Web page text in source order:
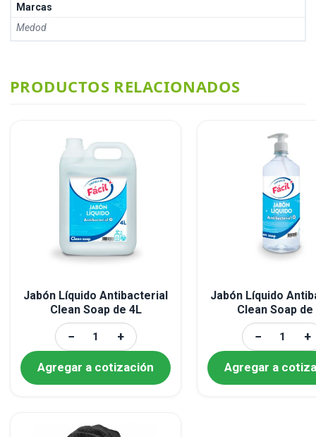
Marcas
Medod
PRODUCTOS RELACIONADOS
Jabón Líquido Antibacterial
Clean Soap de 4L
− +
Agregar a cotización
Jabón Líquido
Clean Soap de
− +
Agregar a